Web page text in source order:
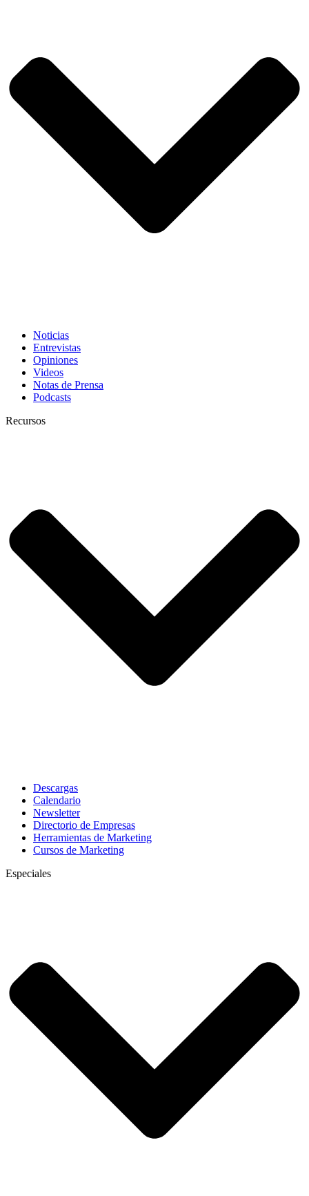
Noticias
Entrevistas
Opiniones
Videos
Notas de Prensa
Podcasts
Recursos
Descargas
Calendario
Newsletter
Directorio de Empresas
Herramientas de Marketing
Cursos de Marketing
Especiales